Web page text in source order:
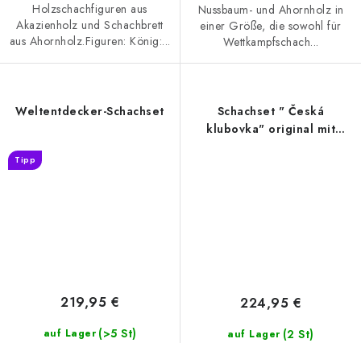
Holzschachfiguren aus
Akazienholz und Schachbrett
aus Ahornholz.Figuren: König:...
Nussbaum- und Ahornholz in
einer Größe, die sowohl für
Wettkampfschach...
Weltentdecker-Schachset
Tipp
auf Lager (>5 St)
219,95 €
Schachset " Česká
klubovka" original mit
auf Lager (2 St)
224,95 €